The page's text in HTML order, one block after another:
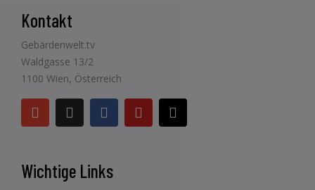
Kontakt
Gebärdenwelt.tv
Waldgasse 13/2
1100 Wien, Österreich
Wichtige Links